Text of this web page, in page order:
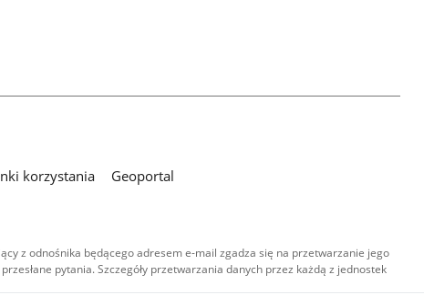
korzystania
Geoportal
z odnośnika będącego adresem e-mail zgadza się na przetwarzanie jego
pytania. Szczegóły przetwarzania danych przez każdą z jednostek